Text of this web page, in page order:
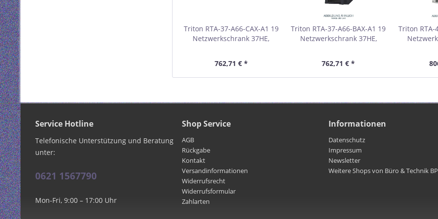
Triton RTA-37-A66-CAX-A1 19
Netzwerkschrank 37HE,
762,71 € *
Triton RTA-37-A66-BAX-A1 19
Netzwerkschrank 37HE,
762,71 € *
Triton RTA-
Service Hotline
Telefonische Unterstützung und Beratung
unter:
0621 1567790
Mon-Fri, 9:00 – 17:00 Uhr
Shop Service
AGB
Rückgabe
Kontakt
Versandinformationen
Widerrufsrecht
Widerrufsformular
Zahlarten
Informationen
Datenschutz
Impressum
Newsletter
Weitere Shops von Büro & Technik